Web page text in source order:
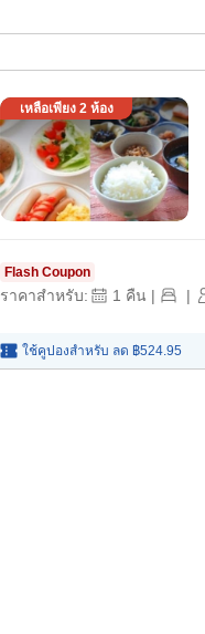
เหลือเพียง 2 ห้อง
Flash Coupon
ราคาสำหรับ: 1 คืน | |
ใช้คูปองสำหรับ ลด ฿524.95